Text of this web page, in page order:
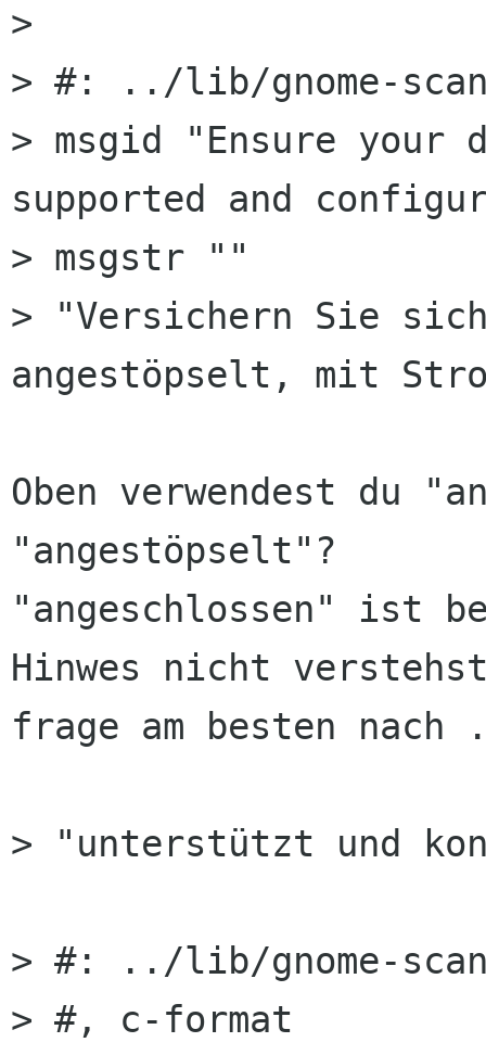
>
> #: ../lib/gnome-
> msgid "Ensure your
supported and
> msgstr ""
> "Versichern Sie
angestöpselt, mit
Oben verwendest du
"angestöpselt"?
"angeschlossen" ist
Hinwes nicht
frage am besten
> "unterstützt und
> #: ../lib/gnome-
> #, c-format